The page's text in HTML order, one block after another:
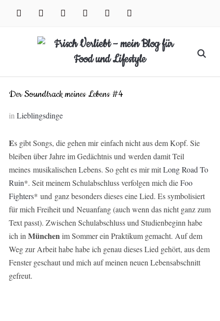
facebook instagram pinterest twitter xing youtube
Search
Der Soundtrack meines Lebens #4
in Lieblingsdinge
Es gibt Songs, die gehen mir einfach nicht aus dem Kopf. Sie
bleiben über Jahre im Gedächtnis und werden damit Teil
meines musikalischen Lebens. So geht es mir mitLong Road To
Ruin*. Seit meinem Schulabschluss verfolgen mich dieFoo
Fighters* und ganz besonders dieses eine Lied. Es symbolisiert
für mich Freiheit und Neuanfang (auch wenn das nicht ganz zum
Text passt). Zwischen Schulabschluss und Studienbeginn habe
ich in Münchenim Sommer ein Praktikum gemacht. Auf dem
Weg zur Arbeit habe habe ich genau dieses Lied gehört, aus dem
Fenster geschaut und mich auf meinen neuen Lebensabschnitt
gefreut.